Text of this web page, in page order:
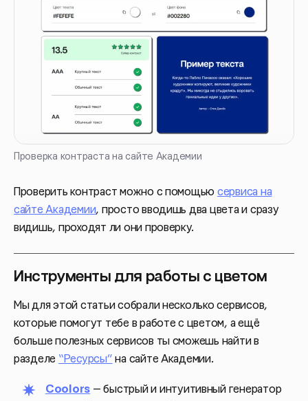
Проверка контраста на сайте Академии
Проверить контраст можно с помощью сервиса на
сайте Академии, просто вводишь два цвета и сразу
видишь, проходят ли они проверку.
Инструменты для работы с цветом
Мы для этой статьи собрали несколько сервисов,
которые помогут тебе в работе с цветом, а ещё
больше полезных сервисов ты сможешь найти в
разделе “Ресурсы” на сайте Академии.
Coolors — быстрый и интуитивный генератор